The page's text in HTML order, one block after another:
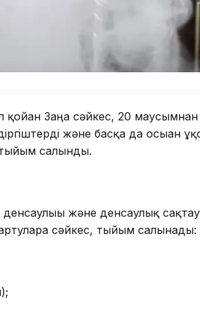
Заңға сәйкес, 20
және басқа да осыған
тыйым салынды.
және денсаулық
сәйкес, тыйым салынады: